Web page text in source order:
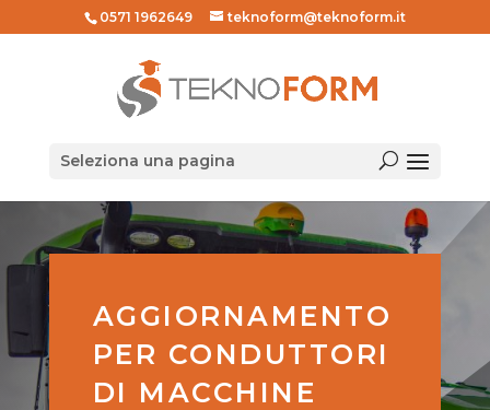
0571 1962649 teknoform@teknoform.it
Seleziona una pagina
AGGIORNAMENTO
PER CONDUTTORI
DI MACCHINE